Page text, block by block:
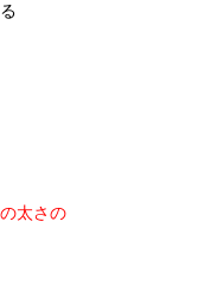
太さの